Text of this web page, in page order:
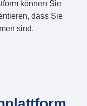
können Sie
dass Sie
sind.